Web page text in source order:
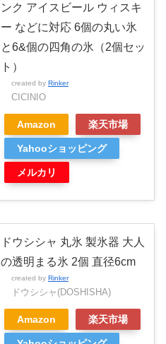
ンク アイスビール ウィスキ
ー などに対応 6個の丸い氷
と6&個の四角の氷（2個セッ
ト）
created by Rinker
CICINIO
Amazon 楽天市場
Yahooショッピング
メルカリ
ドウシシャ 丸氷 製氷器 大人
の透明まる氷 2個 直径6cm
created by Rinker
ドウシシャ(DOSHISHA)
Amazon 楽天市場